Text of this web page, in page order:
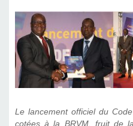
Le lancement officiel du
cotées à la BRVM, fruit de